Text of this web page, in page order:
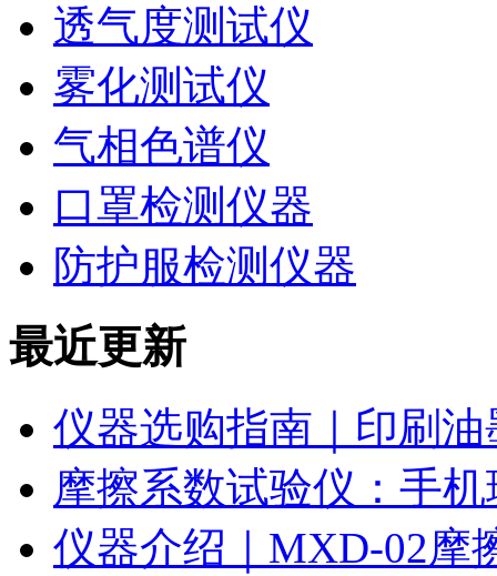
透气度测试仪
雾化测试仪
气相色谱仪
口罩检测仪器
防护服检测仪器
最近更新
仪器选购指南｜印刷
摩擦系数试验仪：手
仪器介绍｜MXD-02摩